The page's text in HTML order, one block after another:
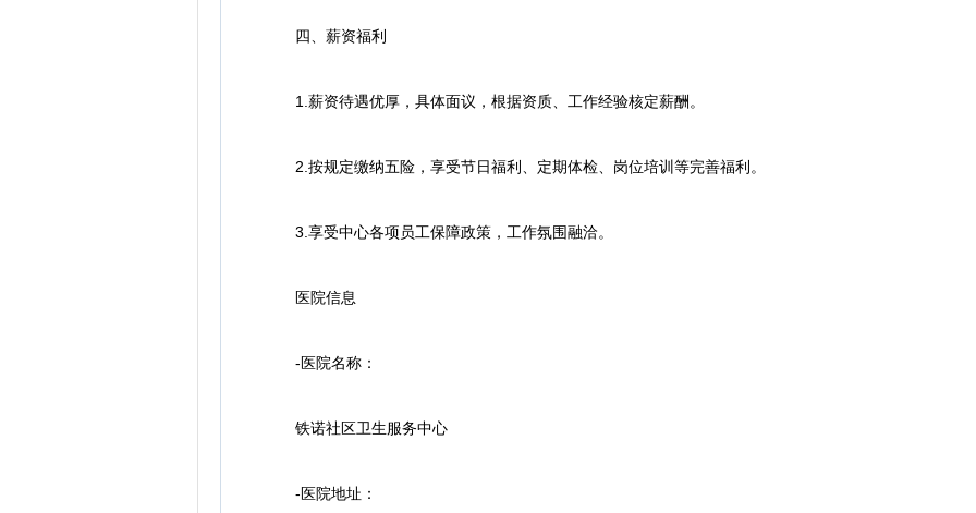
四、薪资福利
1.薪资待遇优厚，具体面议，根据资质、工作经验核定薪酬。
2.按规定缴纳五险，享受节日福利、定期体检、岗位培训等完善福利。
3.享受中心各项员工保障政策，工作氛围融洽。
医院信息
-医院名称：
铁诺社区卫生服务中心
-医院地址：